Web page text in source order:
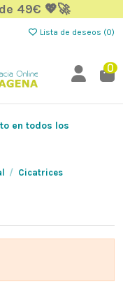
49€ 💖🚀
Lista de deseos (0)
0
en todos los
Cicatrices